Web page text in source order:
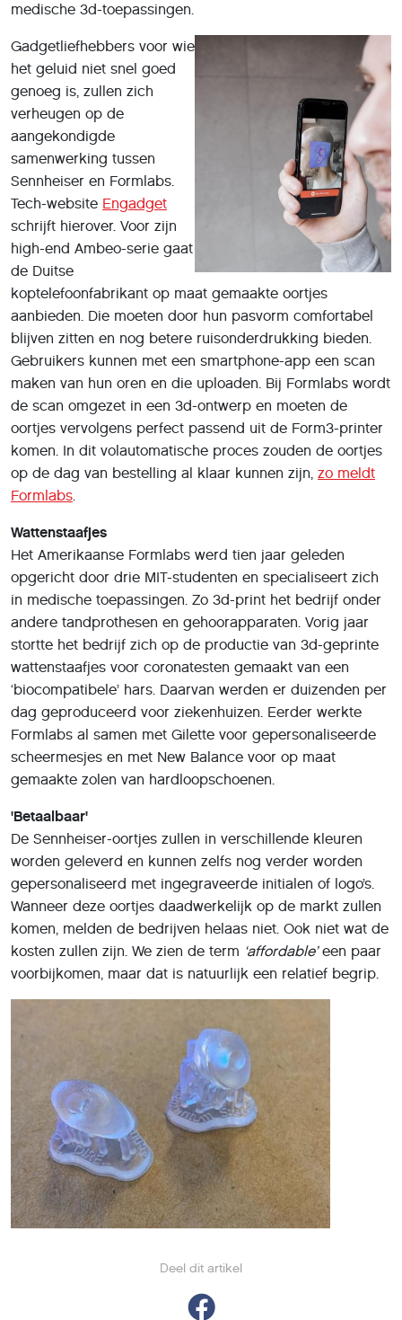
Deel dit artikel
medische 3d-toepassingen.
Gadgetliefhebbers voor wie
het geluid niet snel goed
genoeg is, zullen zich
verheugen op de
aangekondigde
samenwerking tussen
Sennheiser en Formlabs.
Tech-website Engadget
schrijft hierover. Voor zijn
high-end Ambeo-serie gaat
de Duitse
koptelefoonfabrikant op maat gemaakte oortjes
aanbieden. Die moeten door hun pasvorm comfortabel
blijven zitten en nog betere ruisonderdrukking bieden.
Gebruikers kunnen met een smartphone-app een scan
maken van hun oren en die uploaden. Bij Formlabs wordt
de scan omgezet in een 3d-ontwerp en moeten de
oortjes vervolgens perfect passend uit de Form3-printer
komen. In dit volautomatische proces zouden de oortjes
op de dag van bestelling al klaar kunnen zijn, zo meldt
Formlabs.
Wattenstaafjes
Het Amerikaanse Formlabs werd tien jaar geleden
opgericht door drie MIT-studenten en specialiseert zich
in medische toepassingen. Zo 3d-print het bedrijf onder
andere tandprothesen en gehoorapparaten. Vorig jaar
stortte het bedrijf zich op de productie van 3d-geprinte
wattenstaafjes voor coronatesten gemaakt van een
‘biocompatibele’ hars. Daarvan werden er duizenden per
dag geproduceerd voor ziekenhuizen. Eerder werkte
Formlabs al samen met Gilette voor gepersonaliseerde
scheermesjes en met New Balance voor op maat
gemaakte zolen van hardloopschoenen.
'Betaalbaar'
De Sennheiser-oortjes zullen in verschillende kleuren
worden geleverd en kunnen zelfs nog verder worden
gepersonaliseerd met ingegraveerde initialen of logo’s.
Wanneer deze oortjes daadwerkelijk op de markt zullen
komen, melden de bedrijven helaas niet. Ook niet wat de
kosten zullen zijn. We zien de term ‘affordable’een paar
voorbijkomen, maar dat is natuurlijk een relatief begrip.